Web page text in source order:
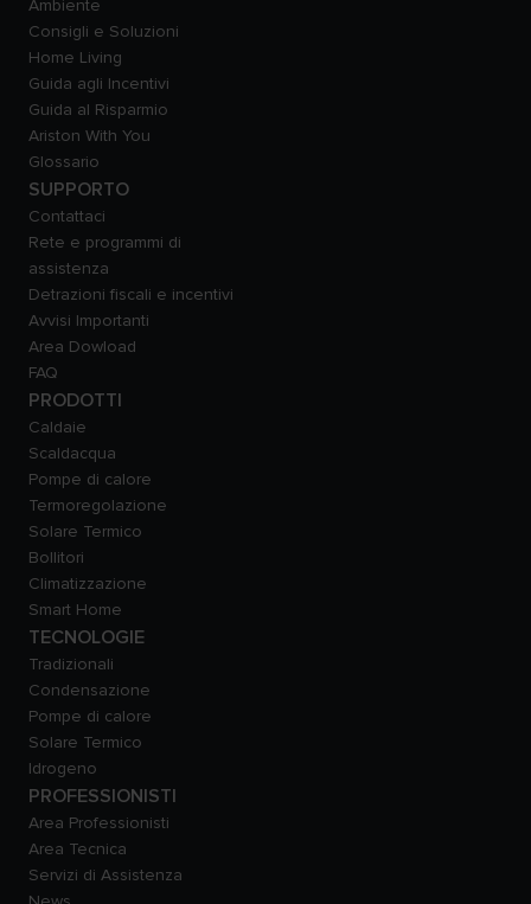
Ambiente
Consigli e Soluzioni
Home Living
Guida agli Incentivi
Guida al Risparmio
Ariston With You
Glossario
SUPPORTO
Contattaci
Rete e programmi di
assistenza
Detrazioni fiscali e incentivi
Avvisi Importanti
Area Dowload
FAQ
PRODOTTI
Caldaie
Scaldacqua
Pompe di calore
Termoregolazione
Solare Termico
Bollitori
Climatizzazione
Smart Home
TECNOLOGIE
Tradizionali
Condensazione
Pompe di calore
Solare Termico
Idrogeno
PROFESSIONISTI
Area Professionisti
Area Tecnica
Servizi di Assistenza